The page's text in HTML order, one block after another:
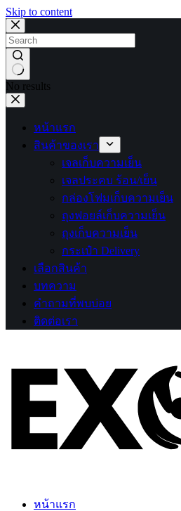
Skip to content
No results
หน้าแรก
สินค้าของเรา
เจลเก็บความเย็น
เจลประคบ ร้อน/เย็น
กล่องโฟมเก็บความเย็น
ถุงฟอยล์เก็บความเย็น
ถุงเก็บความเย็น
กระเป๋า Delivery
เลือกสินค้า
บทความ
คำถามที่พบบ่อย
ติดต่อเรา
หน้าแรก